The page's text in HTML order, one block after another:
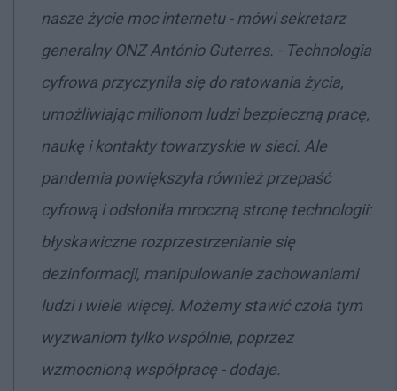
nasze życie moc internetu - mówi sekretarz
generalny ONZ António Guterres. - Technologia
cyfrowa przyczyniła się do ratowania życia,
umożliwiając milionom ludzi bezpieczną pracę,
naukę i kontakty towarzyskie w sieci. Ale
pandemia powiększyła również przepaść
cyfrową i odsłoniła mroczną stronę technologii:
błyskawiczne rozprzestrzenianie się
dezinformacji, manipulowanie zachowaniami
ludzi i wiele więcej. Możemy stawić czoła tym
wyzwaniom tylko wspólnie, poprzez
wzmocnioną współpracę - dodaje.